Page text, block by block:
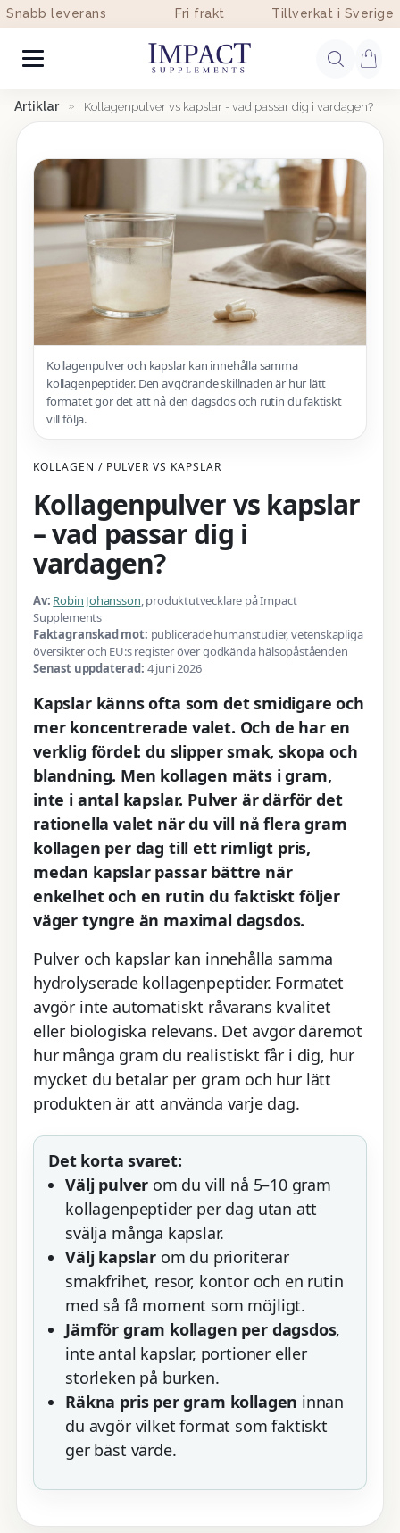
Snabb leverans Fri frakt Tillverkat i Sverige
Artiklar » Kollagenpulver vs kapslar - vad passar dig i vardagen?
Kollagenpulver och kapslar kan innehålla samma
kollagenpeptider. Den avgörande skillnaden är hur lätt
formatet gör det att nå den dagsdos och rutin du faktiskt
vill följa.
KOLLAGEN / PULVER VS KAPSLAR
Kollagenpulver vs kapslar
– vad passar dig i
vardagen?
Av: Robin Johansson, produktutvecklare på Impact
Supplements
Faktagranskad mot: publicerade humanstudier, vetenskapliga
översikter och EU:s register över godkända hälsopåståenden
Senast uppdaterad: 4 juni 2026
Kapslar känns ofta som det smidigare och
mer koncentrerade valet. Och de har en
verklig fördel: du slipper smak, skopa och
blandning. Men kollagen mäts i gram,
inte i antal kapslar. Pulver är därför det
rationella valet när du vill nå flera gram
kollagen per dag till ett rimligt pris,
medan kapslar passar bättre när
enkelhet och en rutin du faktiskt följer
väger tyngre än maximal dagsdos.
Pulver och kapslar kan innehålla samma
hydrolyserade kollagenpeptider. Formatet
avgör inte automatiskt råvarans kvalitet
eller biologiska relevans. Det avgör däremot
hur många gram du realistiskt får i dig, hur
mycket du betalar per gram och hur lätt
produkten är att använda varje dag.
Det korta svaret:
Välj pulver om du vill nå 5–10 gram
kollagenpeptider per dag utan att
svälja många kapslar.
Välj kapslar om du prioriterar
smakfrihet, resor, kontor och en rutin
med så få moment som möjligt.
Jämför gram kollagen per dagsdos,
inte antal kapslar, portioner eller
storleken på burken.
Räkna pris per gram kollagen innan
du avgör vilket format som faktiskt
ger bäst värde.